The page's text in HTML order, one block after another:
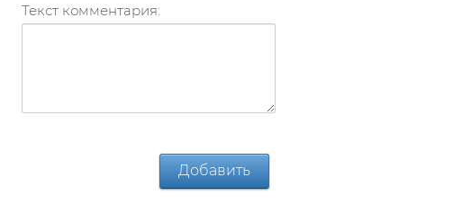
Текст комментария: